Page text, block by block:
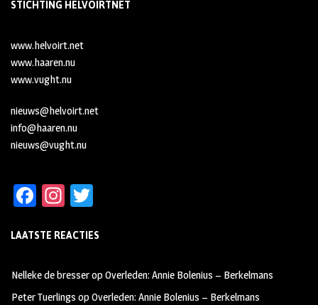
STICHTING HELVOIRTNET
www.helvoirt.net
www.haaren.nu
www.vught.nu
nieuws@helvoirt.net
info@haaren.nu
nieuws@vught.nu
Fa
b
oo
k
In
ag
m
tt
LAATSTE REACTIES
Nelleke de bresseropOverleden: Annie Bolenius – Berkelmans
Peter Tuerlings opOverleden: Annie Bolenius – Berkelmans